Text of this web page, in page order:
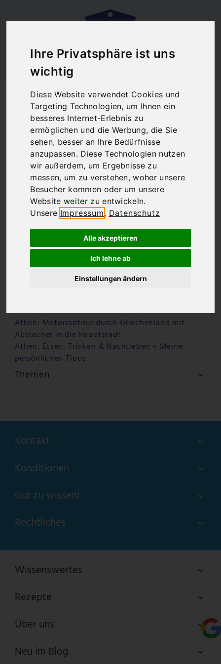
Ihre Privatsphäre ist uns
wichtig
Diese Website verwendet Cookies und
Targeting Technologien, um Ihnen ein
besseres Internet-Erlebnis zu
ermöglichen und die Werbung, die Sie
sehen, besser an Ihre Bedürfnisse
anzupassen. Diese Technologien nutzen
wir außerdem, um Ergebnisse zu
messen, um zu verstehen, woher unsere
Besucher kommen oder um unsere
Website weiter zu entwickeln.
Unsere Impressum, Datenschutz
Alle akzeptieren
Ich lehne ab
Einstellungen ändern
Athen 360 Bar
There are no posts matching your selection.
Ouzo für Feinschmecker
Athen: Motorradtour durch Griechenland mit
Abstecher in die Hauptstadt
Athen: Essen, Trinken & Nachtleben – Meine
persönlichen Tipps
Themen
Kontakt
Konditionen
Gut zu wissen!
Rechtliches
Wissenswertes
Rezepte
Über uns
Neu im Blog